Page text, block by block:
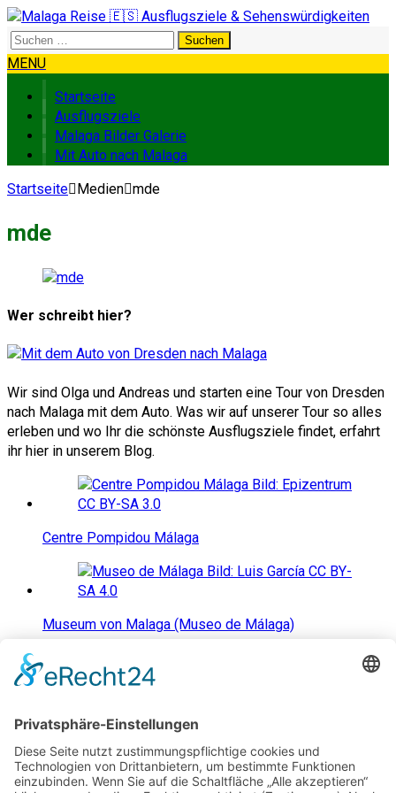
Suchen
nach:
MENU
Startseite
Ausflugsziele
Malaga Bilder Galerie
Mit Auto nach Malaga
Startseite Medien mde
mde
Wer schreibt hier?
Wir sind Olga und Andreas und starten eine Tour von Dresden
nach Malaga mit dem Auto. Was wir auf unserer Tour so alles
erleben und wo Ihr die schönste Ausflugsziele findet, erfahrt
ihr hier in unserem Blog.
Centre Pompidou Málaga
Museum von Malaga (Museo de Málaga)
Mit dem Auto von Dresden nach Malaga
Urlaubsort Salobreña an der Costa Tropical